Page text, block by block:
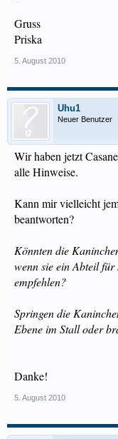
Gruss
Priska
5. August 2010
Uhu1
Neuer Benutzer
Wir haben jetzt
alle Hinweise.
Kann mir vielleicht
beantworten?
Könnten die
wenn sie ein Abteil
empfehlen?
Springen die
Ebene im Stall oder
Danke!
5. August 2010